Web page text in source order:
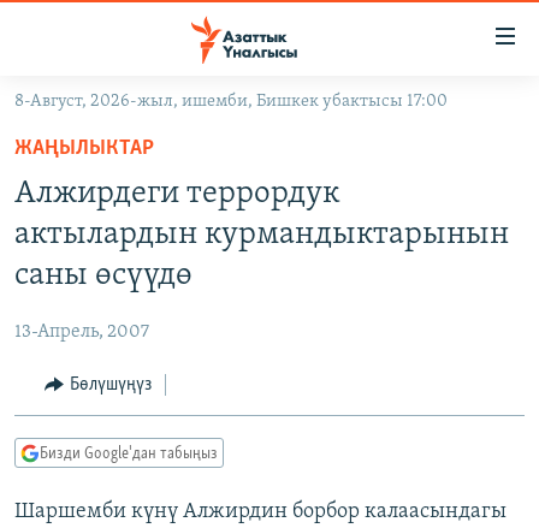
Навигацияга
өтүңүз
Издөөгө
салыңызКЫРГЫЗСТАН
МАДАНИЯТ
ТВ ПРОГРАММАЛАР
БҮГҮН АЗАТТЫКТА
ДАНИСТЕ
ПОДКАСТ
8-Август, 2026-жыл, ишемби, Бишкек убактысы 17:00
ЖАҢЫЛЫКТАР
Алжирдеги террордук
актылардын курмандыктарынын
саны өсүүдө
13-Апрель, 2007
Бөлүшүңүз
Бизди Google'дан табыңыз
Шаршемби күнү Алжирдин борбор калаасындагы